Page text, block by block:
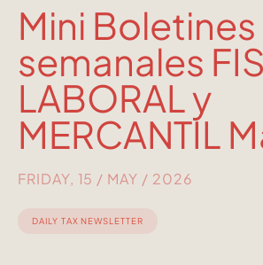
Mini Boletines
semanales
LABORAL y
MERCANTIL
FRIDAY, 15 / MAY / 2026
DAILY TAX NEWSLETTER